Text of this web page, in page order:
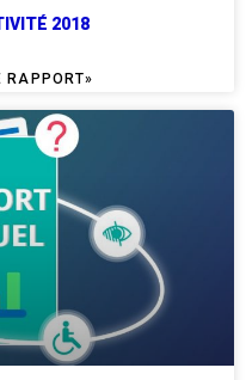
2018
RAPPORT»